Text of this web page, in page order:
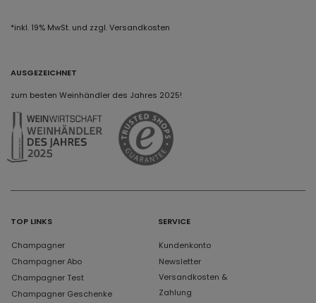
*inkl. 19% MwSt. und zzgl. Versandkosten
AUSGEZEICHNET
zum besten Weinhändler des Jahres 2025!
TOP LINKS
Champagner
Champagner Abo
Champagner Test
Champagner Geschenke
SERVICE
Kundenkonto
Newsletter
Versandkosten &
Zahlung